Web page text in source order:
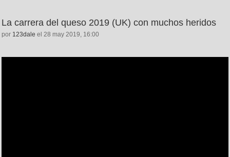
La carrera del queso 2019 (UK) con muchos heridos
por 123dale el 28 may 2019, 16:00